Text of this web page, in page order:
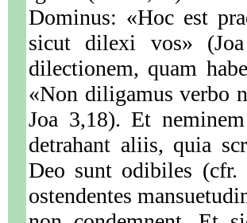
Dominus: «Hoc est
sicut dilexi vos»
dilectionem, quam
«Non diligamus verbo
Joa 3,18). Et
detrahant aliis, quia
Deo sunt odibiles
ostendentes